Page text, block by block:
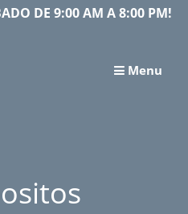
DE 9:00 AM A 8:00 PM!
Menu